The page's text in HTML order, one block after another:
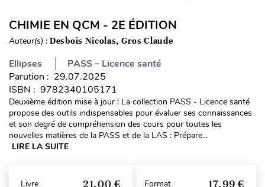
CHIMIE EN QCM - 2E ÉDITION
Auteur(s) : Desbois Nicolas, Gros Claude
Ellipses
PASS – Licence santé
Parution : 29.07.2025
ISBN : 9782340105171
Deuxième édition mise à jour ! La collection PASS - Licence santé
propose des outils indispensables pour évaluer ses connaissances
et son degré de compréhension des cours pour toutes les
nouvelles matières de la PASS et de la LAS : Prépare...
LIRE LA SUITE
Livre 21,00 € Format 17,99 €